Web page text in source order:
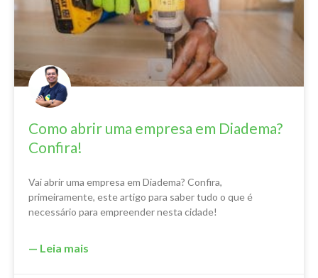
Como abrir uma empresa em Diadema?
Confira!
Vai abrir uma empresa em Diadema? Confira,
primeiramente, este artigo para saber tudo o que é
necessário para empreender nesta cidade!
— Leia mais